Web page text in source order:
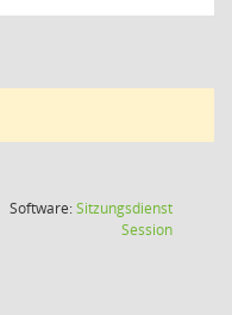
Software:Sitzungsdienst
Session(Wird in